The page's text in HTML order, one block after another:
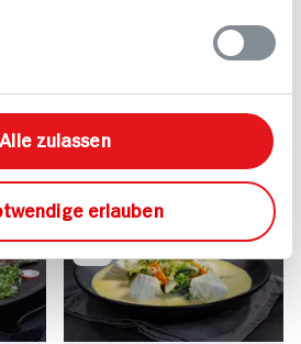
Alle zulassen
erlauben
Kasseler in Dunkelbier-
80 min
1.043 kcal p. Portion
Leicht